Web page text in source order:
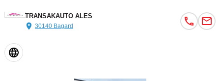
TRANSAKAUTO ALES
30140 Bagard